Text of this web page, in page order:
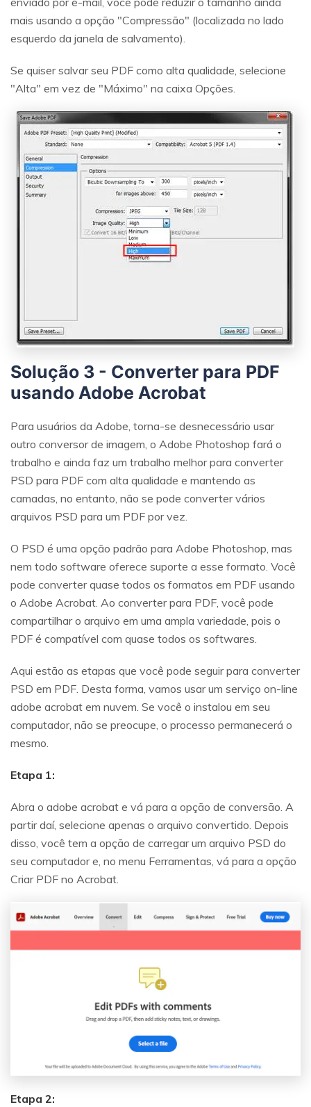
Vamos lá
Teste Online
mais usando a opção "Compressão" (localizada no lado
esquerdo da janela de salvamento).
Se quiser salvar seu PDF como alta qualidade, selecione
"Alta" em vez de "Máximo" na caixa Opções.
Solução 3 - Converter para PDF
usando Adobe Acrobat
Para usuários da Adobe, torna-se desnecessário usar
outro conversor de imagem, o Adobe Photoshop fará o
trabalho e ainda faz um trabalho melhor para converter
PSD para PDF com alta qualidade e mantendo as
camadas, no entanto, não se pode converter vários
arquivos PSD para um PDF por vez.
O PSD é uma opção padrão para Adobe Photoshop, mas
nem todo software oferece suporte a esse formato. Você
pode converter quase todos os formatos em PDF usando
o Adobe Acrobat. Ao converter para PDF, você pode
compartilhar o arquivo em uma ampla variedade, pois o
PDF é compatível com quase todos os softwares.
Aqui estão as etapas que você pode seguir para converter
PSD em PDF. Desta forma, vamos usar um serviço on-line
adobe acrobat em nuvem. Se você o instalou em seu
computador, não se preocupe, o processo permanecerá o
mesmo.
Etapa 1:
Abra o adobe acrobat e vá para a opção de conversão. A
partir daí, selecione apenas o arquivo convertido. Depois
disso, você tem a opção de carregar um arquivo PSD do
seu computador e, no menu Ferramentas, vá para a opção
Criar PDF no Acrobat.
Etapa 2: